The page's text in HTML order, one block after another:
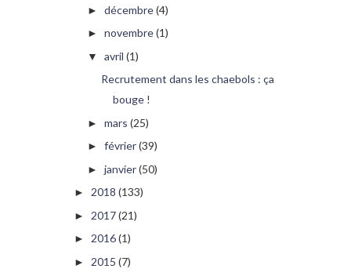
► décembre(4)
► novembre(1)
▼ avril (1)
Recrutement dans les chaebols : ça
bouge !
► mars (25)
► février(39)
► janvier(50)
► 2018 (133)
► 2017(21)
► 2016(1)
► 2015 (7)